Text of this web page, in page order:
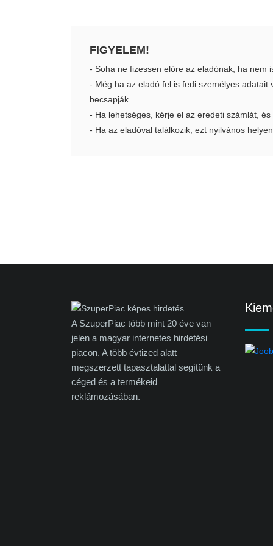
FIGYELEM!
- Soha ne fizessen előre az eladónak, ha nem
- Még ha az eladó fel is fedi személyes
becsapják.
- Ha lehetséges, kérje el az eredeti számlát,
- Ha az eladóval találkozik, ezt nyilvános
A SzuperPiac több mint 20 éve van
jelen a magyar internetes hirdetési
piacon. A több évtized alatt
megszerzett tapasztalattal segítünk a
céged és a termékeid
reklámozásában.